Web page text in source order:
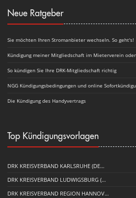
Neue Ratgeber
Sie möchten Ihren Stromanbieter wechseln. So geht's!
Kündigung meiner Mitgliedschaft im Mieterverein
So kündigen Sie Ihre DRK-Mitgliedschaft richtig
NGG Kündigungsbedingungen und online
Die Kündigung des Handyvertrags
Top Kündigungsvorlagen
DRK KREISVERBAND KARLSRUHE (DE…
DRK KREISVERBAND LUDWIGSBURG (…
DRK KREISVERBAND REGION HANNOV…